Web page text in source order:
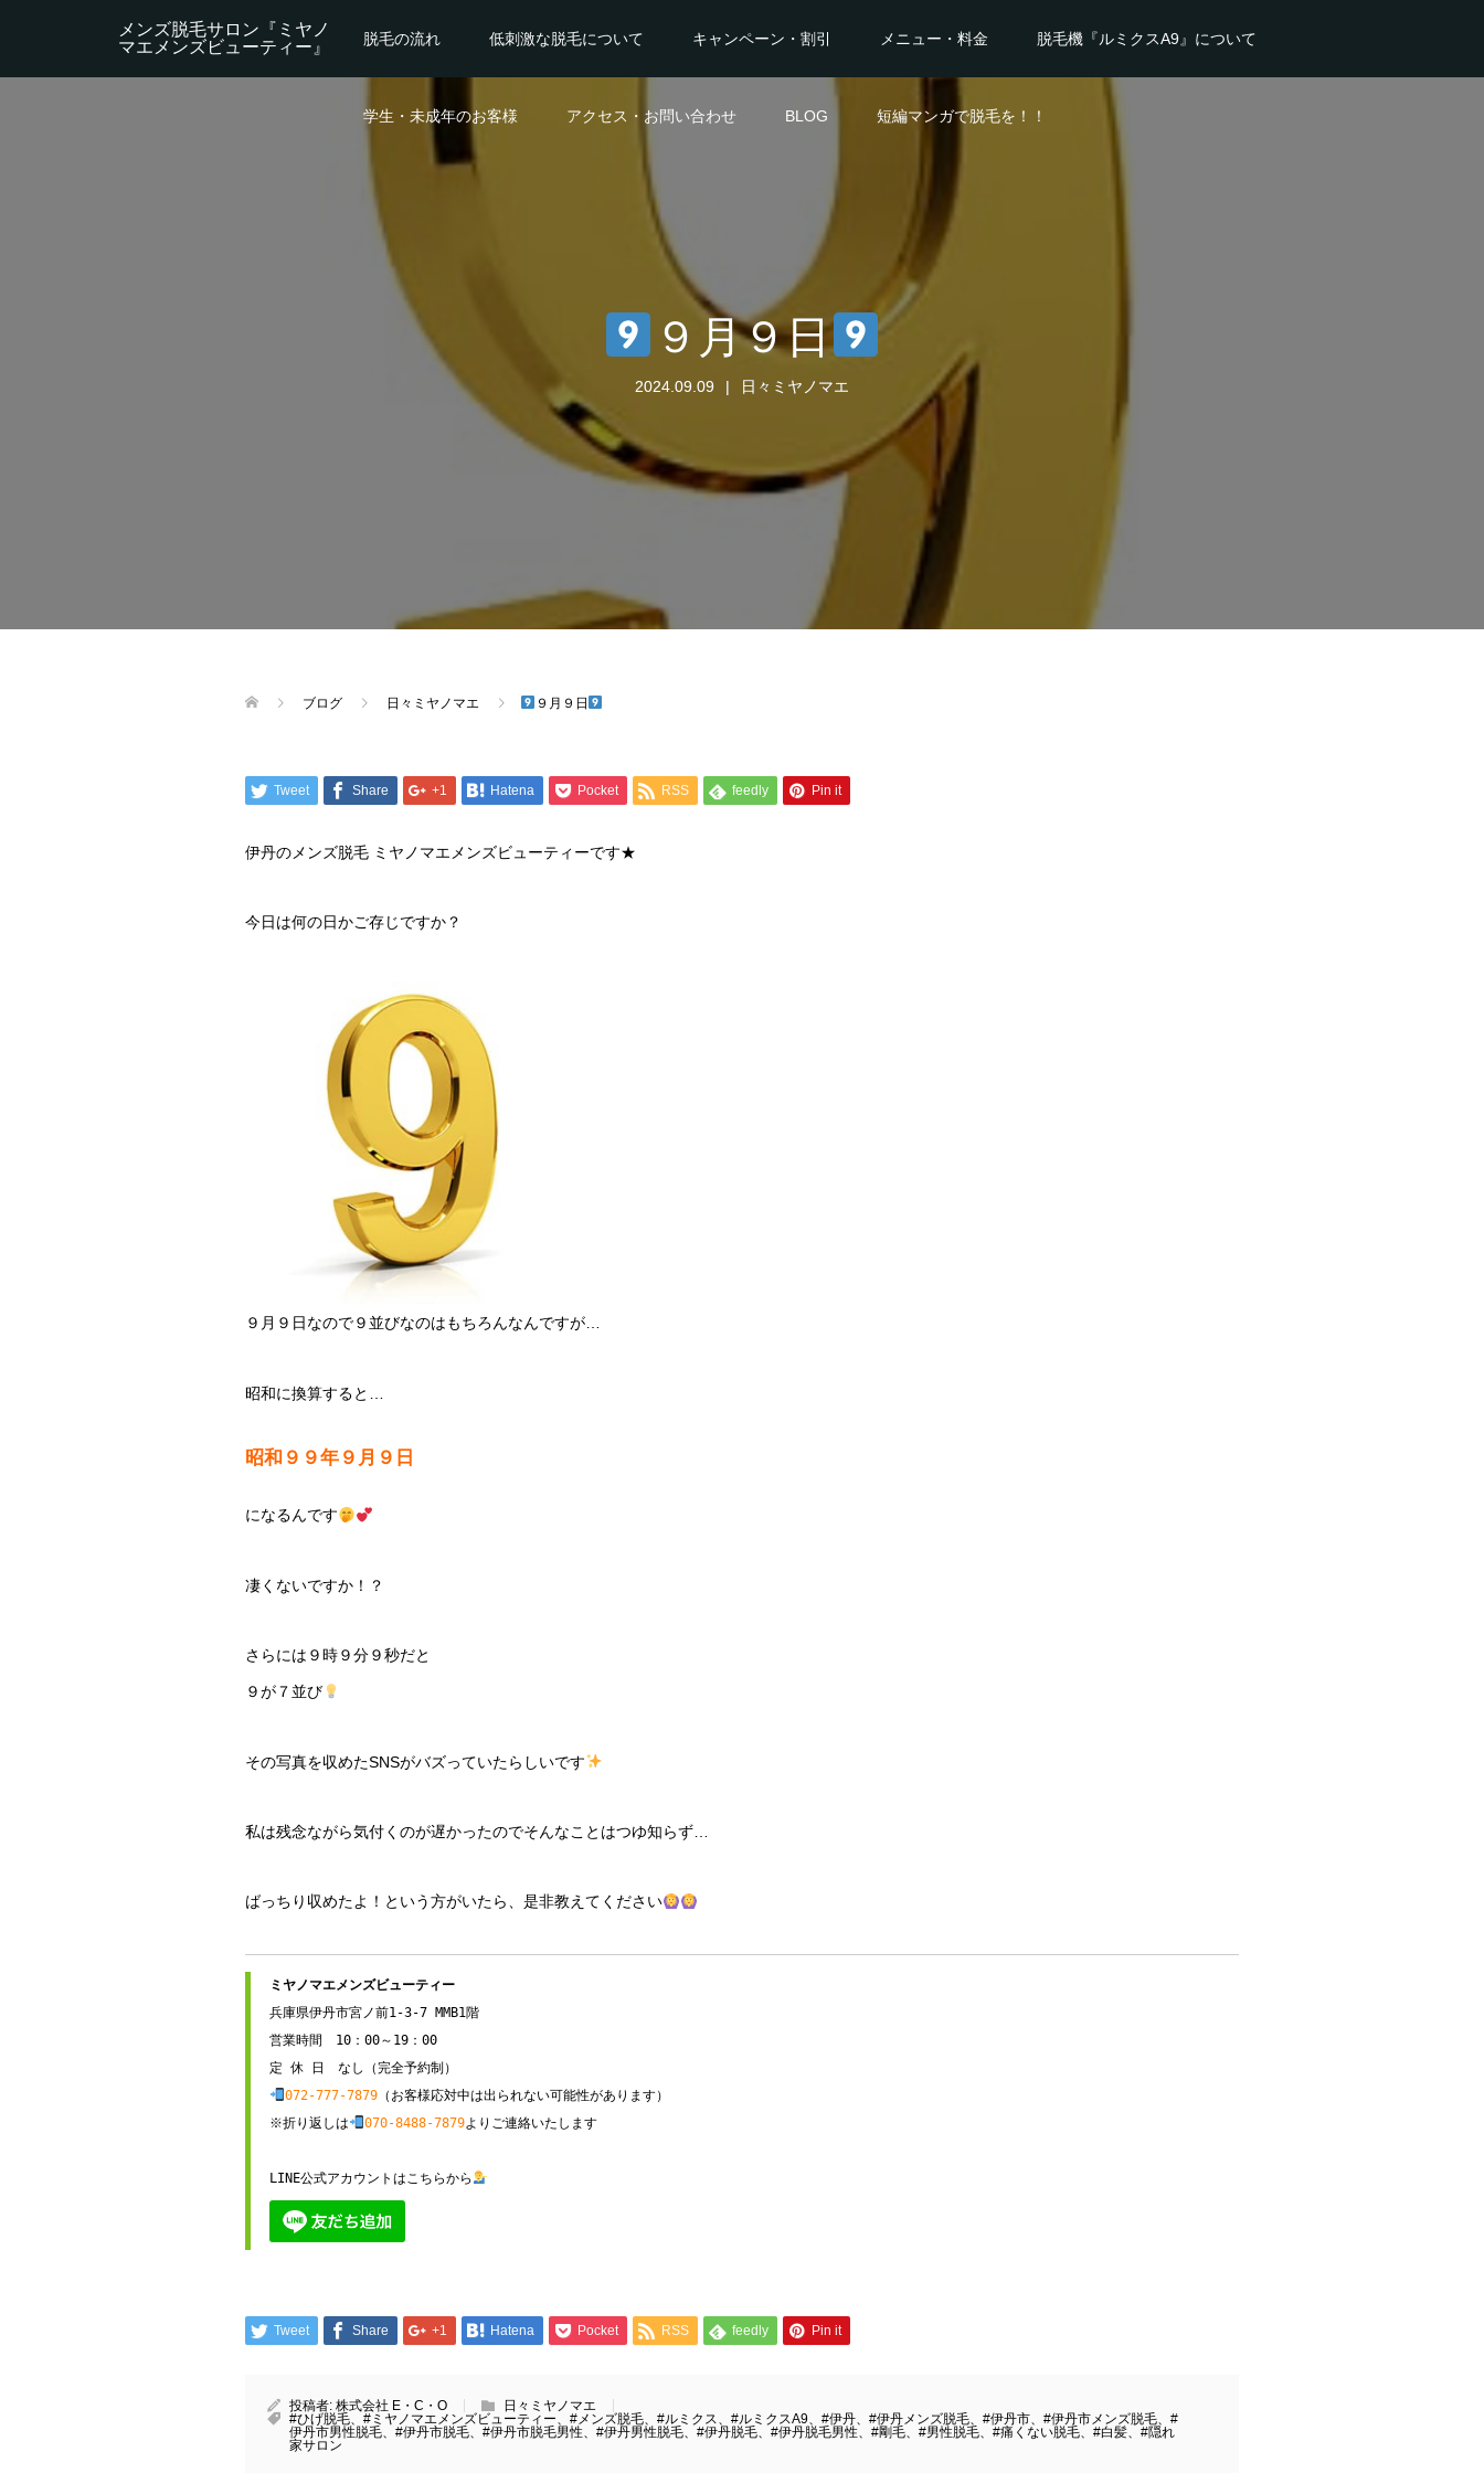
メンズ脱毛サロン『ミヤノ
マエメンズビューティー』
脱毛の流れ 低刺激な脱毛について キャンペーン・割引 メニュー・料金 脱毛機『ルミクスA9』について
学生・未成年のお客様 アクセス・お問い合わせ BLOG 短編マンガで脱毛を！！
９月９日
2024.09.09 日々ミヤノマエ
ブログ 日々ミヤノマエ ９月９日
Tweet Share +1 Hatena Pocket RSS feedly Pin it
伊丹のメンズ脱毛 ミヤノマエメンズビューティーです★
今日は何の日かご存じですか？
９月９日なので９並びなのはもちろんなんですが…
昭和に換算すると…
昭和９９年９月９日
になるんです
凄くないですか！？
さらには９時９分９秒だと
９が７並び
その写真を収めたSNSがバズっていたらしいです
私は残念ながら気付くのが遅かったのでそんなことはつゆ知らず…
ばっちり収めたよ！という方がいたら、是非教えてください
兵庫県伊丹市宮ノ前1-3-7 MMB1階
営業時間　10：00～19：00
072-777-7879（お客様応対中は出られない可能性があります）
※折り返しは
070-8488-7879よりご連絡いたします
LINE公式アカウントはこちらから
Tweet Share +1 Hatena Pocket RSS feedly Pin it
投稿者: 株式会社 E・C・O
日々ミヤノマエ
#ひげ脱毛、#ミヤノマエメンズビューティー、#メンズ脱毛、#ルミクス、#ルミクスA9、#伊丹、#伊丹メンズ脱毛、#伊丹市、#伊丹市メンズ脱毛、#
伊丹市男性脱毛、#伊丹市脱毛、#伊丹市脱毛男性、#伊丹男性脱毛、#伊丹脱毛、#伊丹脱毛男性、#剛毛、#男性脱毛、#痛くない脱毛、#白髪、#隠れ
家サロン